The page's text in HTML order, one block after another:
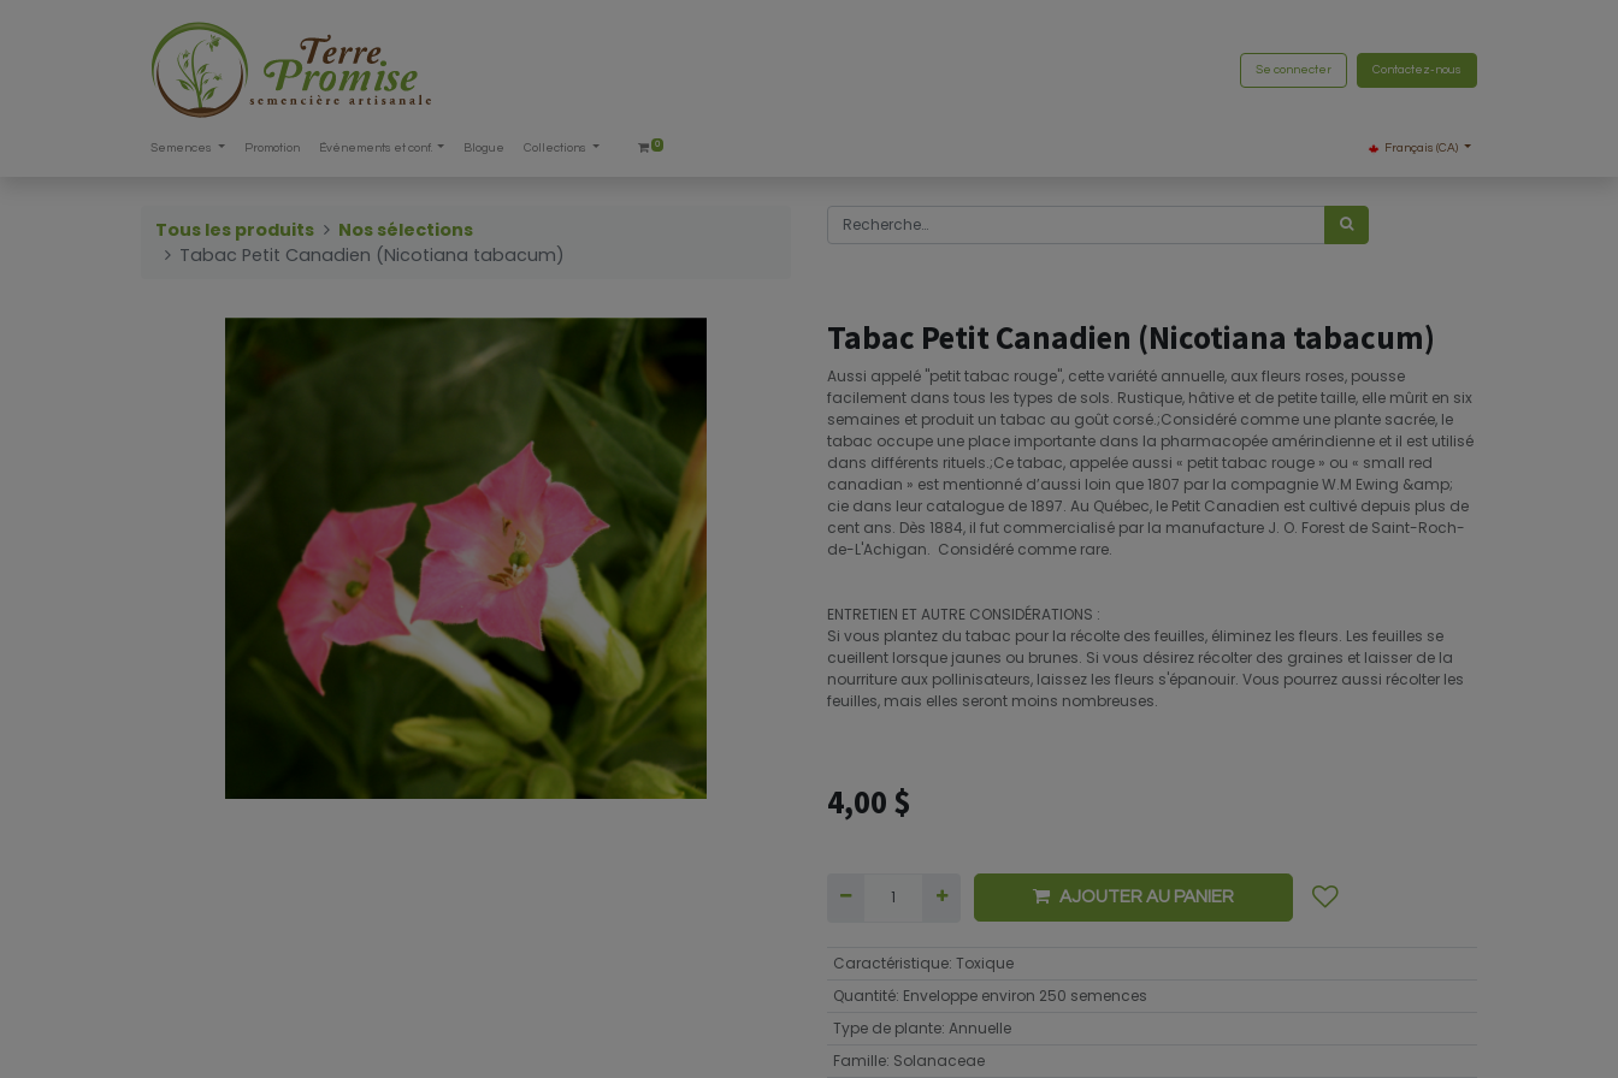
Se connecter Contactez-nous
Semences Promotion Événements et conf. Blogue Collections 0 Français (CA)
Tous les produits
Nos sélections
Tabac Petit Canadien (Nicotiana tabacum)
Tabac Petit Canadien (Nicotiana tabacum)
Aussi appelé "petit tabac rouge", cette variété annuelle, aux fleurs roses, pousse
facilement dans tous les types de sols. Rustique, hâtive et de petite taille, elle mûrit en six
semaines et produit un tabac au goût corsé.;Considéré comme une plante sacrée, le
tabac occupe une place importante dans la pharmacopée amérindienne et il est utilisé
dans différents rituels.;Ce tabac, appelée aussi « petit tabac rouge » ou « small red
canadian » est mentionné d’aussi loin que 1807 par la compagnie W.M Ewing &amp;
cie dans leur catalogue de 1897. Au Québec, le Petit Canadien est cultivé depuis plus de
cent ans. Dès 1884, il fut commercialisé par la manufacture J. O. Forest de Saint-Roch-
de-L'Achigan. Considéré comme rare.
ENTRETIEN ET AUTRE CONSIDÉRATIONS :
Si vous plantez du tabac pour la récolte des feuilles, éliminez les fleurs. Les feuilles se
cueillent lorsque jaunes ou brunes. Si vous désirez récolter des graines et laisser de la
nourriture aux pollinisateurs, laissez les fleurs s'épanouir. Vous pourrez aussi récolter les
feuilles, mais elles seront moins nombreuses.
4,00 $
AJOUTER AU PANIER
Caractéristique: Toxique
Quantité: Enveloppe environ 250 semences
Type de plante: Annuelle
Famille: Solanaceae